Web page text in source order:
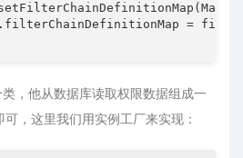
，他从数据库读取权限数据组成一
，这里我们用实例工厂来实现：